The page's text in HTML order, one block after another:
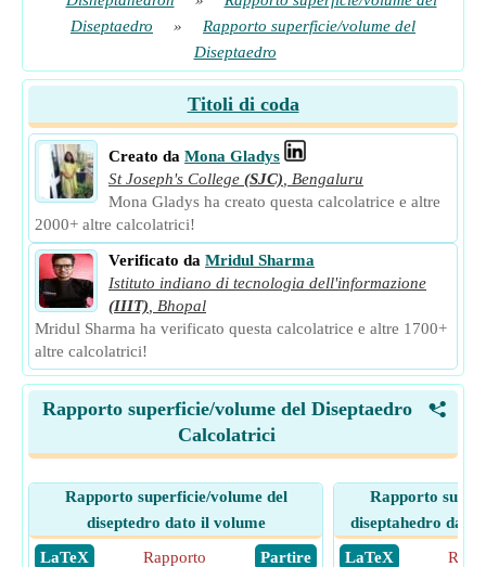
Diseptaedro
»
Rapporto superficie/volume del
Diseptaedro
Titoli di coda
Creato da Mona Gladys
St Joseph's College (SJC)
Bengaluru
Mona Gladys ha creato questa calcolatrice e altre
2000+ altre calcolatrici!
Verificato da Mridul Sharma
Istituto indiano di tecnologia dell'informazione
(IIIT)
Bhopal
Mridul Sharma ha verificato questa calcolatrice e altre 1700+
altre calcolatrici!
<
Rapporto superficie/volume del Diseptaedro
Calcolatrici
Rapporto superficie/volume del
diseptedro dato il volume
​ LaTeX
​ Partire
Rapporto
Rapporto
diseptahedro data
​ LaTeX